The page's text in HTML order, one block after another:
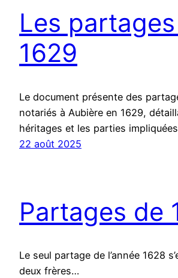
Les
1629
Le document présente des
notariés à Aubière en 1629,
héritages et les parties
22 août 2025
Partages de
Le seul partage de l’année 1628
deux frères…